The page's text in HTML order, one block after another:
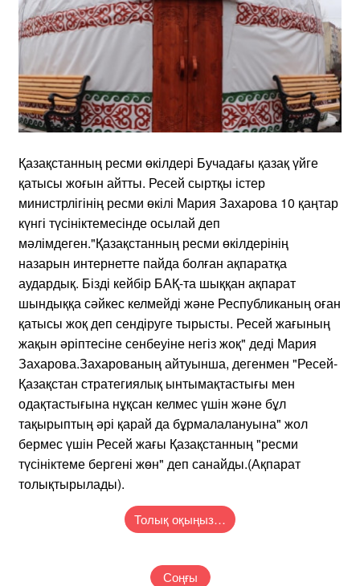
Қазақстанның ресми өкілдері Бучадағы қазақ үйге
қатысы жоғын айтты. Ресей сыртқы істер
министрлігінің ресми өкілі Мария Захарова 10 қаңтар
күнгі түсініктемесінде осылай деп
мәлімдеген."Қазақстанның ресми өкілдерінің
назарын интернетте пайда болған ақпаратқа
аудардық. Бізді кейбір БАҚ-та шыққан ақпарат
шындыққа сәйкес келмейді және Республиканың оған
қатысы жоқ деп сендіруге тырысты. Ресей жағының
жақын әріптесіне сенбеуіне негіз жоқ" деді Мария
Захарова.Захарованың айтуынша, дегенмен "Ресей-
Қазақстан стратегиялық ынтымақтастығы мен
одақтастығына нұқсан келмес үшін және бұл
тақырыптың әрі қарай да бұрмалалануына" жол
бермес үшін Ресей жағы Қазақстанның "ресми
түсініктеме бергені жөн" деп санайды.(Ақпарат
толықтырылады).
Толық оқыңыз…
Соңғы